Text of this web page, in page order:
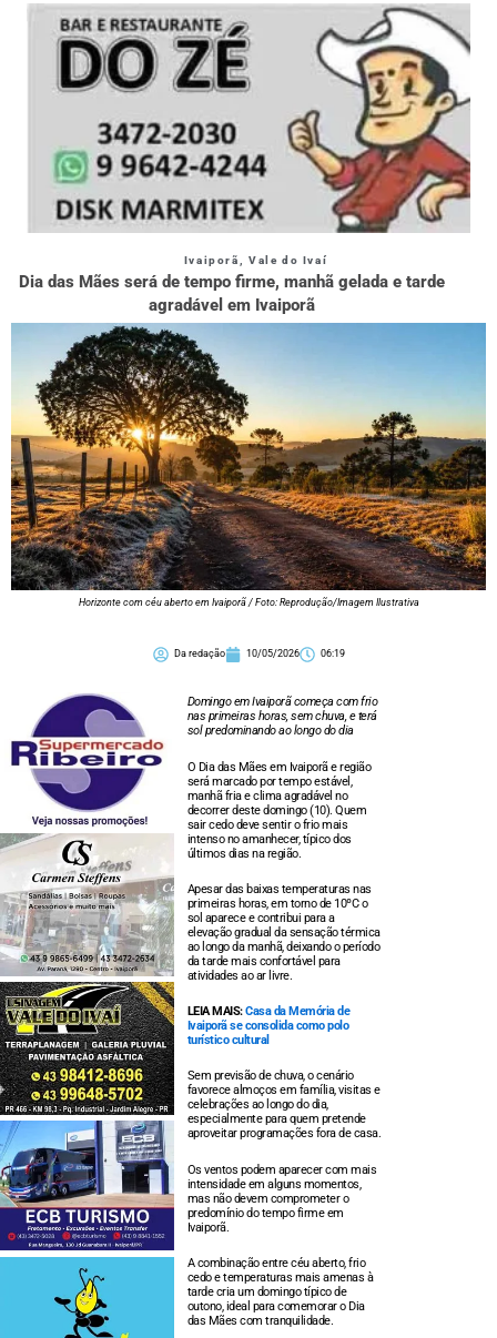
Ivaiporã Vale do Ivaí
Dia das Mães será de tempo firme, manhã gelada e tarde
agradável em Ivaiporã
Horizonte com céu aberto em Ivaiporã / Foto: Reprodução/Imagem Ilustrativa
Da redação 10/05/2026 06:19
Domingo em Ivaiporã começa com frio
nas primeiras horas, sem chuva, e terá
sol predominando ao longo do dia
O Dia das Mães em Ivaiporã e região
será marcado por tempo estável,
manhã fria e clima agradável no
decorrer deste domingo (10). Quem
sair cedo deve sentir o frio mais
intenso no amanhecer, típico dos
últimos dias na região.
Apesar das baixas temperaturas nas
primeiras horas, em torno de 10ºC o
sol aparece e contribui para a
elevação gradual da sensação térmica
ao longo da manhã, deixando o período
da tarde mais confortável para
atividades ao ar livre.
LEIA MAIS:Casa da Memória de
Ivaiporã se consolida como polo
turístico cultural
Sem previsão de chuva, o cenário
favorece almoços em família, visitas e
celebrações ao longo do dia,
especialmente para quem pretende
aproveitar programações fora de casa.
Os ventos podem aparecer com mais
intensidade em alguns momentos,
mas não devem comprometer o
predomínio do tempo firme em
Ivaiporã.
A combinação entre céu aberto, frio
cedo e temperaturas mais amenas à
tarde cria um domingo típico de
outono, ideal para comemorar o Dia
das Mães com tranquilidade.